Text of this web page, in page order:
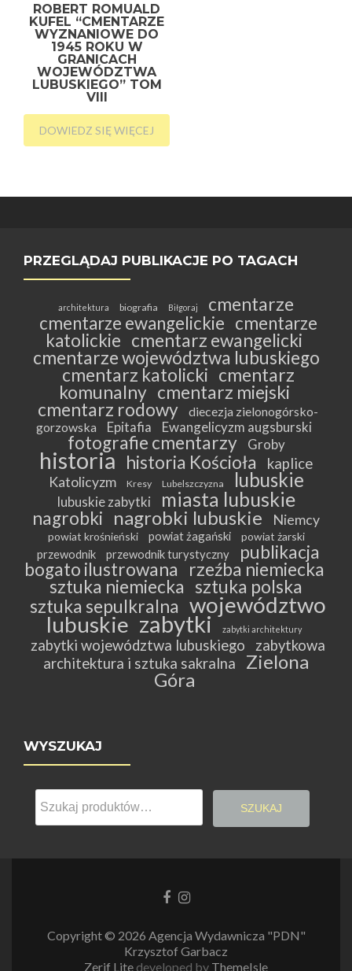
ROBERT ROMUALD
KUFEL “CMENTARZE
WYZNANIOWE DO
1945 ROKU W
GRANICACH
WOJEWÓDZTWA
LUBUSKIEGO” TOM
VIII
DOWIEDZ SIĘ WIĘCEJ
PRZEGLĄDAJ PUBLIKACJE PO TAGACH
architektura biografia Biłgoraj
cmentarze
cmentarze ewangelickie cmentarze
katolickie cmentarz ewangelicki
cmentarze województwa lubuskiego
cmentarz katolicki cmentarz
komunalny cmentarz miejski
cmentarz rodowy
diecezja zielonogórsko-
gorzowska
Epitafia Ewangelicyzm augsburski
fotografie cmentarzy Groby
historia historia Kościoła kaplice
Katolicyzm Kresy Lubelszczyzna lubuskie
lubuskie zabytki miasta lubuskie
nagrobki nagrobki lubuskie Niemcy
powiat krośnieński powiat żagański powiat żarski
przewodnik przewodnik turystyczny
publikacja
bogato ilustrowana
rzeźba niemiecka
sztuka niemiecka sztuka polska
sztuka sepulkralna województwo
lubuskie zabytki zabytki architektury
zabytki województwa lubuskiego
zabytkowa
architektura i sztuka sakralna
Zielona
Góra
WYSZUKAJ
Szukaj:
SZUKAJ
LinkLink
Copyright © 2026 Agencja Wydawnicza "PDN"
Krzysztof Garbacz
Zerif Lite developed by ThemeIsle